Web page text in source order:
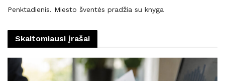
Penktadienis. Miesto šventės pradžia su knyga
Skaitomiausi įrašai